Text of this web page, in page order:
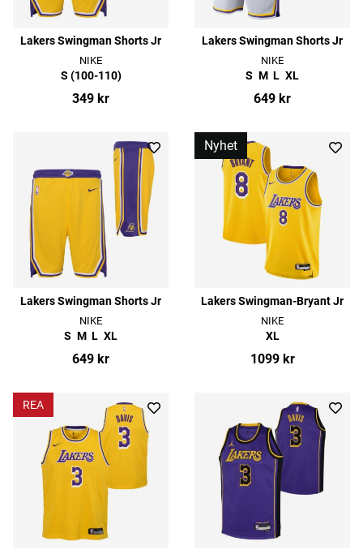
Lakers Swingman Shorts Jr
NIKE
S (100-110)
349 kr
Lakers Swingman Shorts Jr
NIKE
S M L XL
649 kr
Lakers Swingman Shorts Jr
NIKE
S M L XL
649 kr
Nyhet
Lakers Swingman-Bryant Jr
NIKE
XL
1099 kr
REA